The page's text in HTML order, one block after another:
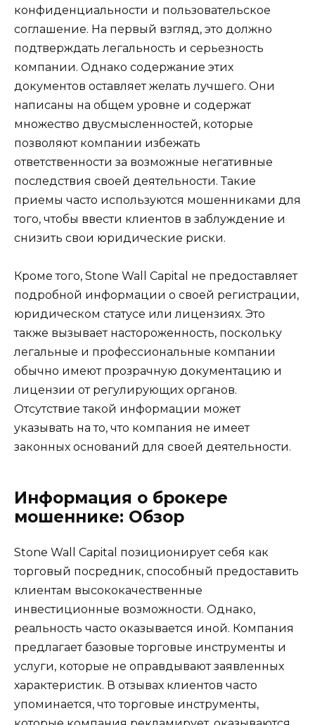
конфиденциальности и пользовательское
соглашение. На первый взгляд, это должно
подтверждать легальность и серьезность
компании. Однако содержание этих
документов оставляет желать лучшего. Они
написаны на общем уровне и содержат
множество двусмысленностей, которые
позволяют компании избежать
ответственности за возможные негативные
последствия своей деятельности. Такие
приемы часто используются мошенниками для
того, чтобы ввести клиентов в заблуждение и
снизить свои юридические риски.
Кроме того, Stone Wall Capital не предоставляет
подробной информации о своей регистрации,
юридическом статусе или лицензиях. Это
также вызывает настороженность, поскольку
легальные и профессиональные компании
обычно имеют прозрачную документацию и
лицензии от регулирующих органов.
Отсутствие такой информации может
указывать на то, что компания не имеет
законных оснований для своей деятельности.
Информация о брокере
мошеннике: Обзор
Stone Wall Capital позиционирует себя как
торговый посредник, способный предоставить
клиентам высококачественные
инвестиционные возможности. Однако,
реальность часто оказывается иной. Компания
предлагает базовые торговые инструменты и
услуги, которые не оправдывают заявленных
характеристик. В отзывах клиентов часто
упоминается, что торговые инструменты,